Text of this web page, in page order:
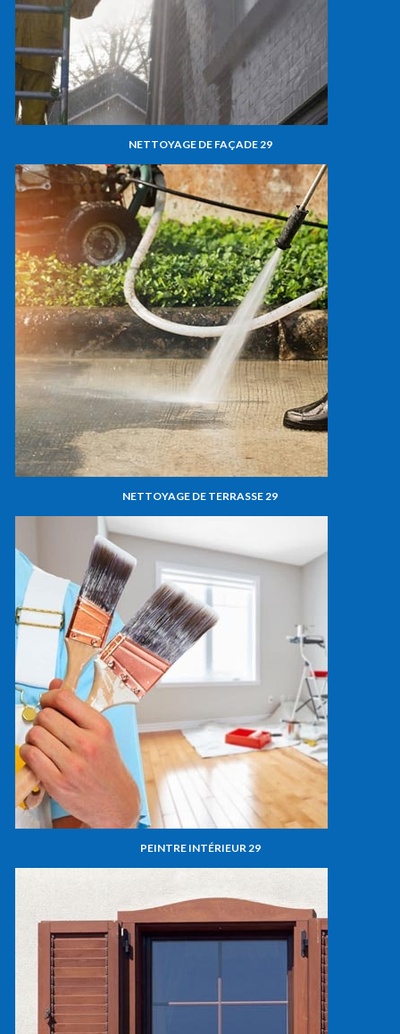
NETTOYAGE DE FAÇADE 29
NETTOYAGE DE TERRASSE 29
PEINTRE INTÉRIEUR 29